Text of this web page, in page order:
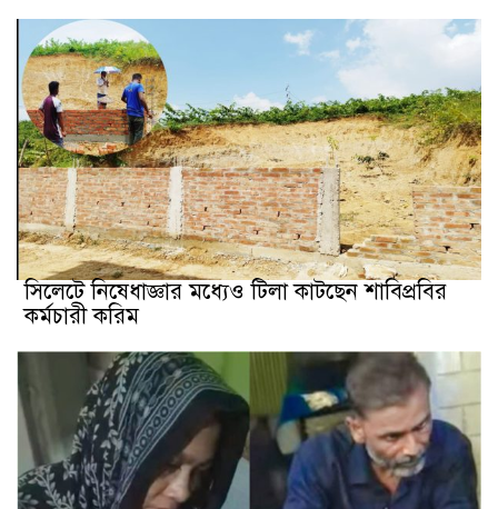
সিলেটে নিষেধাজ্ঞার মধ্যেও টিলা কাটছেন শাবিপ্রবির
কর্মচারী করিম